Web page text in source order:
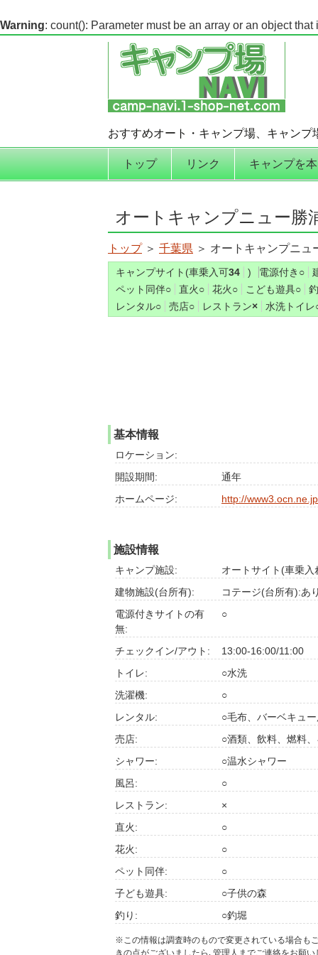
Warning: count(): Parameter must be an array or an object
おすすめオート・キャンプ場、キャンプ
コンテンツへ移動
トップ リンク キャンプを
オートキャンプニュー勝
トップ＞ 千葉県 ＞ オートキャンプニュ
キャンプサイト(車乗入可34 ) 電源付き ○
ペット同伴○ 直火○ 花火○ こども遊具○
レンタル○ 売店○ レストラン× 水洗トイレ
基本情報
ロケーション:
開設期間:
通年
ホームページ:
http://
施設情報
キャンプ施設:
オートサイト(車乗入
建物施設(台所有):
コテージ(台所有):あ
電源付きサイトの有
無:
○
チェックイン/アウト:
13:00-16:00/11:00
トイレ:
○水洗
洗濯機:
○
レンタル:
○毛布、バーベキュ
売店:
○酒類、飲料、燃料
シャワー:
○温水シャワー
風呂:
○
レストラン:
×
直火:
○
花火:
○
ペット同伴:
○
子ども遊具:
○子供の森
釣り:
○釣堀
※この情報は調査時のもので変更されている場合も
きの点がございましたら､管理人までご連絡をお願い